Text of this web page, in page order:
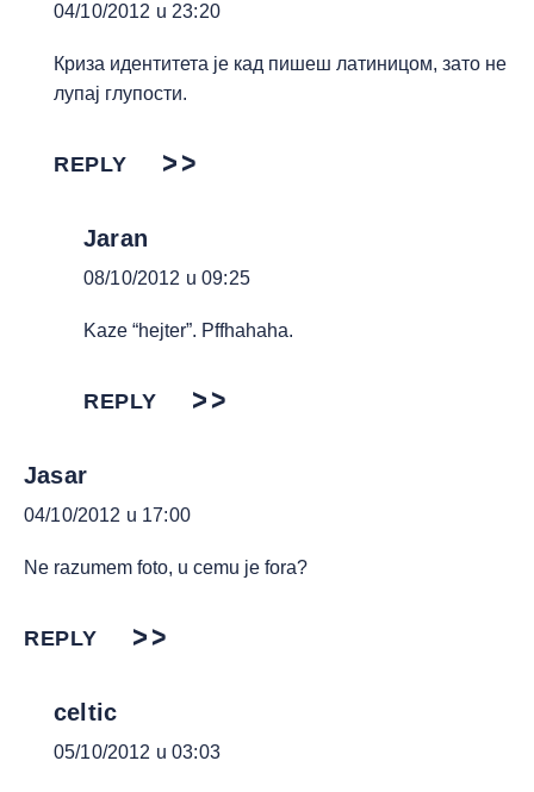
04/10/2012 u 23:20
Криза идентитета је кад пишеш латиницом, зато не
лупај глупости.
REPLY
Jaran
08/10/2012 u 09:25
Kaze “hejter”. Pffhahaha.
REPLY
Jasar
04/10/2012 u 17:00
Ne razumem foto, u cemu je fora?
REPLY
celtic
05/10/2012 u 03:03